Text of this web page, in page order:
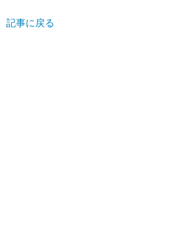
記事に戻る